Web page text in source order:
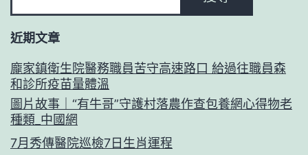
近期文章
龐家鎮衛生院醫務職員苦守高速路口 給過往職員森
和診所疫苗量體溫
圖片故事｜“有牛哥”守護村落農作查包養網心得物老
種類_中國網
7月秀傳醫院巡檢7日生肖運程